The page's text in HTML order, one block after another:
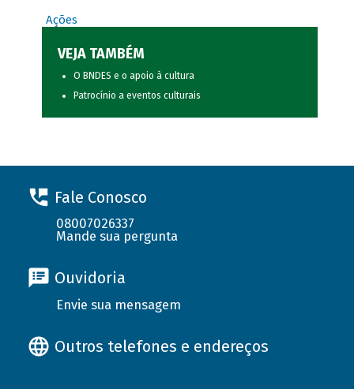
Ações
VEJA TAMBÉM
O BNDES e o apoio à cultura
Patrocínio a eventos culturais
Fale Conosco
08007026337
Mande sua pergunta
Ouvidoria
Envie sua mensagem
Outros telefones e endereços